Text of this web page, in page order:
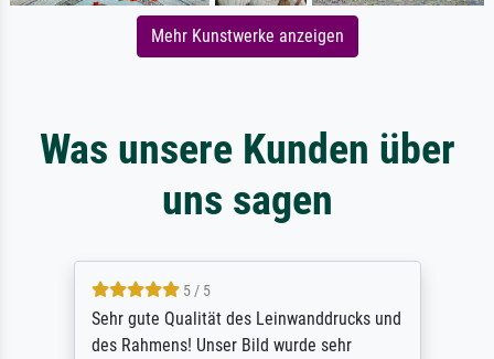
Mehr Kunstwerke anzeigen
Was unsere Kunden über
uns sagen
5 / 5
Sehr gute Qualität des Leinwanddrucks und
des Rahmens! Unser Bild wurde sehr